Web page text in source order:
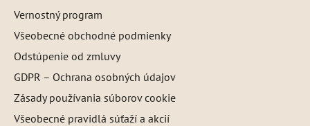
Vernostný program
Všeobecné obchodné podmienky
Odstúpenie od zmluvy
GDPR – Ochrana osobných údajov
Zásady používania súborov cookie
Všeobecné pravidlá súťaží a akcií